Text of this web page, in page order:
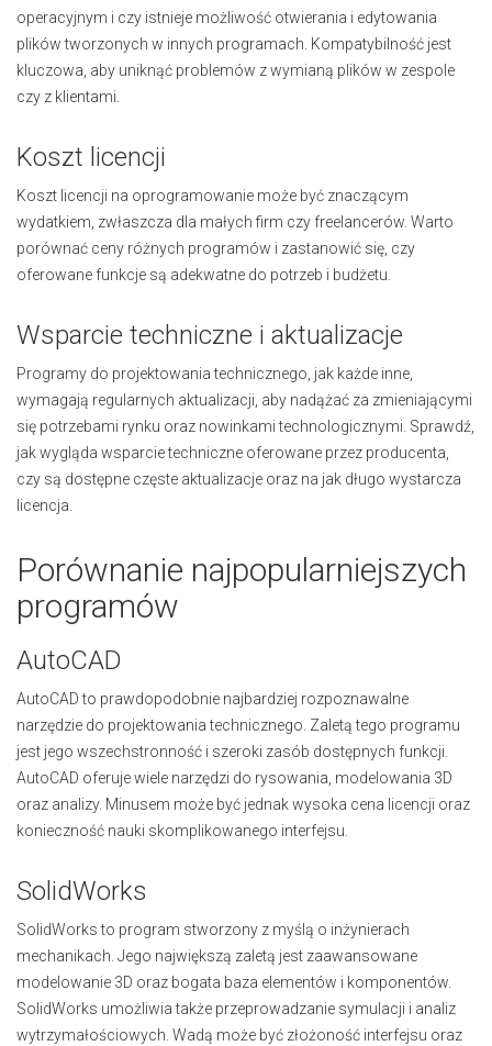
operacyjnym i czy istnieje możliwość otwierania i edytowania
plików tworzonych w innych programach. Kompatybilność jest
kluczowa, aby uniknąć problemów z wymianą plików w zespole
czy z klientami.
Koszt licencji
Koszt licencji na oprogramowanie może być znaczącym
wydatkiem, zwłaszcza dla małych firm czy freelancerów. Warto
porównać ceny różnych programów i zastanowić się, czy
oferowane funkcje są adekwatne do potrzeb i budżetu.
Wsparcie techniczne i aktualizacje
Programy do projektowania technicznego, jak każde inne,
wymagają regularnych aktualizacji, aby nadążać za zmieniającymi
się potrzebami rynku oraz nowinkami technologicznymi. Sprawdź,
jak wygląda wsparcie techniczne oferowane przez producenta,
czy są dostępne częste aktualizacje oraz na jak długo wystarcza
licencja.
Porównanie najpopularniejszych
programów
AutoCAD
AutoCAD to prawdopodobnie najbardziej rozpoznawalne
narzędzie do projektowania technicznego. Zaletą tego programu
jest jego wszechstronność i szeroki zasób dostępnych funkcji.
AutoCAD oferuje wiele narzędzi do rysowania, modelowania 3D
oraz analizy. Minusem może być jednak wysoka cena licencji oraz
konieczność nauki skomplikowanego interfejsu.
SolidWorks
SolidWorks to program stworzony z myślą o inżynierach
mechanikach. Jego największą zaletą jest zaawansowane
modelowanie 3D oraz bogata baza elementów i komponentów.
SolidWorks umożliwia także przeprowadzanie symulacji i analiz
wytrzymałościowych. Wadą może być złożoność interfejsu oraz